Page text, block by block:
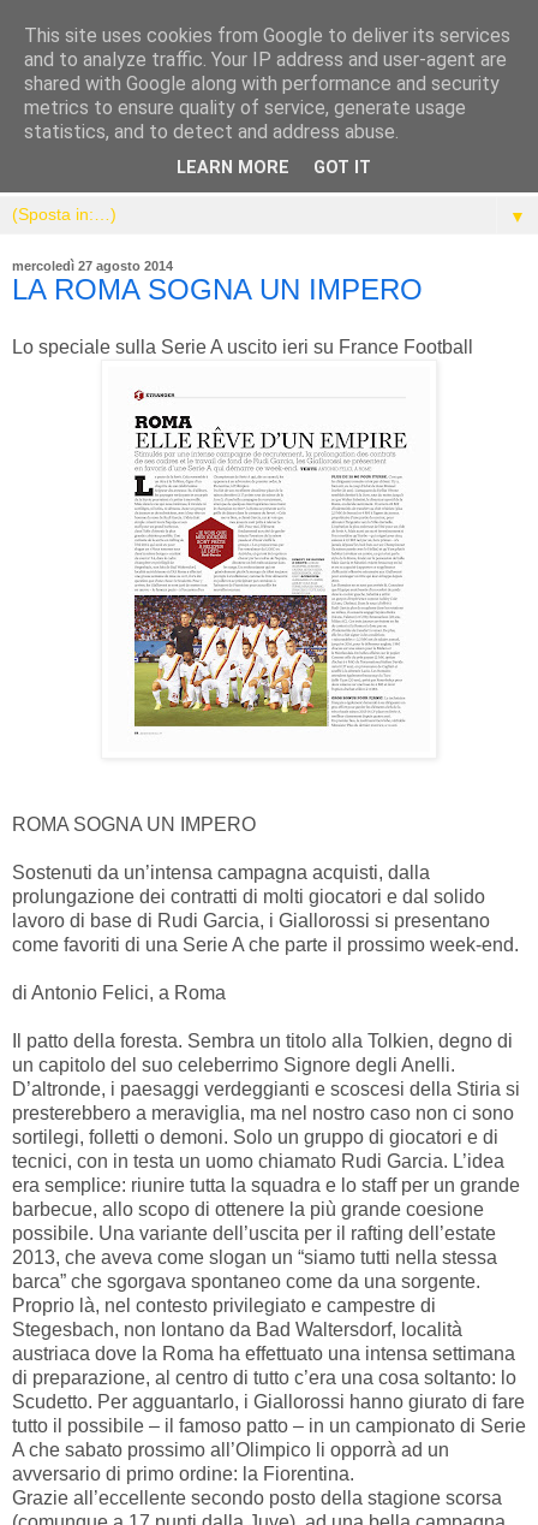
▼
mercoledì 27 agosto 2014
LA ROMA SOGNA UN IMPERO
Lo speciale sulla Serie A uscito ieri su France Football
ROMA SOGNA UN IMPERO
Sostenuti da un’intensa campagna acquisti, dalla
prolungazione dei contratti di molti giocatori e dal solido
lavoro di base di Rudi Garcia, i Giallorossi si presentano
come favoriti di una Serie A che parte il prossimo week-end.
di Antonio Felici, a Roma
Il patto della foresta. Sembra un titolo alla Tolkien, degno di
un capitolo del suo celeberrimo Signore degli Anelli.
D’altronde, i paesaggi verdeggianti e scoscesi della Stiria si
presterebbero a meraviglia, ma nel nostro caso non ci sono
sortilegi, folletti o demoni. Solo un gruppo di giocatori e di
tecnici, con in testa un uomo chiamato Rudi Garcia. L’idea
era semplice: riunire tutta la squadra e lo staff per un grande
barbecue, allo scopo di ottenere la più grande coesione
possibile. Una variante dell’uscita per il rafting dell’estate
2013, che aveva come slogan un “siamo tutti nella stessa
barca” che sgorgava spontaneo come da una sorgente.
Proprio là, nel contesto privilegiato e campestre di
Stegesbach, non lontano da Bad Waltersdorf, località
austriaca dove la Roma ha effettuato una intensa settimana
di preparazione, al centro di tutto c’era una cosa soltanto: lo
Scudetto. Per agguantarlo, i Giallorossi hanno giurato di fare
tutto il possibile – il famoso patto – in un campionato di Serie
A che sabato prossimo all’Olimpico li opporrà ad un
avversario di primo ordine: la Fiorentina.
Grazie all’eccellente secondo posto della stagione scorsa
This site uses cookies from Google to deliver its services
and to analyze traffic. Your IP address and user-agent are
shared with Google along with performance and security
metrics to ensure quality of service, generate usage
statistics, and to detect and address abuse.
LEARN MORE GOT IT